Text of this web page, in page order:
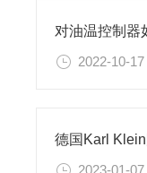
2022-10-17
2023-01-07